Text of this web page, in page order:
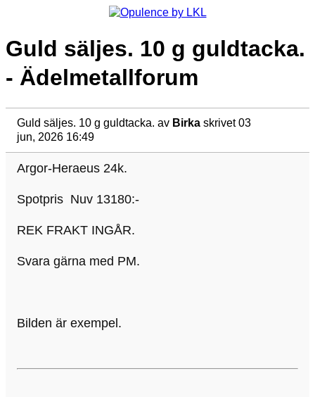
Guld säljes. 10 g guldtacka.
- Ädelmetallforum
Guld säljes. 10 g guldtacka. av Birka skrivet 03
jun, 2026 16:49
Argor-Heraeus 24k.
Spotpris Nuv 13180:-
REK FRAKT INGÅR.
Svara gärna med PM.
Bilden är exempel.